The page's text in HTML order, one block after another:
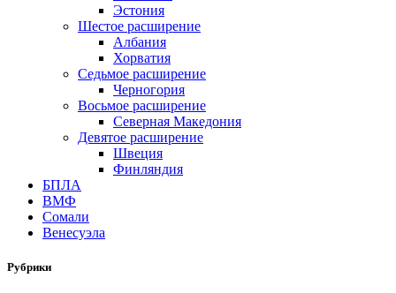
Эстония
Шестое расширение
Албания
Хорватия
Седьмое расширение
Черногория
Восьмое расширение
Северная Македония
Девятое расширение
Швеция
Финляндия
БПЛА
ВМФ
Сомали
Венесуэла
Рубрики